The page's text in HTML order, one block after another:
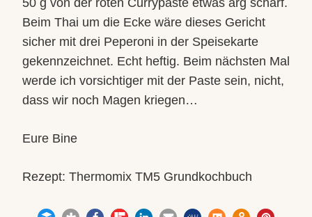
50 g von der roten Currypaste etwas arg scharf.
Beim Thai um die Ecke wäre dieses Gericht
sicher mit drei Peperoni in der Speisekarte
gekennzeichnet. Echt heftig. Beim nächsten Mal
werde ich vorsichtiger mit der Paste sein, nicht,
dass wir noch Magen kriegen…
Eure Bine
Rezept: Thermomix TM5 Grundkochbuch